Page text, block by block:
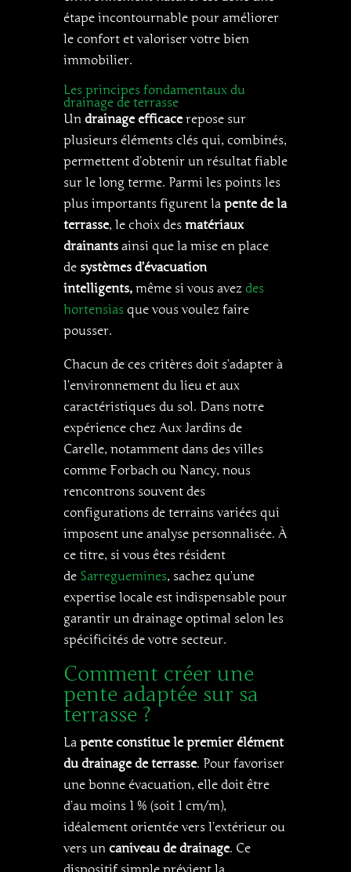
étape incontournable pour améliorer
le confort et valoriser votre bien
immobilier.
Les principes fondamentaux du
drainage de terrasse
Un drainage efficace repose sur
plusieurs éléments clés qui, combinés,
permettent d’obtenir un résultat fiable
sur le long terme. Parmi les points les
plus importants figurent la pente de la
terrasse, le choix des matériaux
drainants ainsi que la mise en place
de systèmes d’évacuation
intelligents, même si vous avez des
hortensias que vous voulez faire
pousser.
Chacun de ces critères doit s’adapter à
l’environnement du lieu et aux
caractéristiques du sol. Dans notre
expérience chez Aux Jardins de
Carelle, notamment dans des villes
comme Forbach ou Nancy, nous
rencontrons souvent des
configurations de terrains variées qui
imposent une analyse personnalisée. À
ce titre, si vous êtes résident
de Sarreguemines, sachez qu’une
expertise locale est indispensable pour
garantir un drainage optimal selon les
spécificités de votre secteur.
Comment créer une
pente adaptée sur sa
terrasse ?
La pente constitue le premier élément
du drainage de terrasse. Pour favoriser
une bonne évacuation, elle doit être
d’au moins 1 % (soit 1 cm/m),
idéalement orientée vers l’extérieur ou
vers un caniveau de drainage. Ce